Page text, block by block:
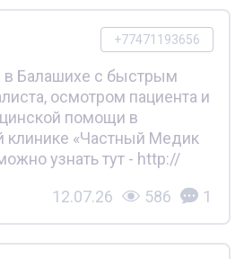
+77471193656
в Балашихе с быстрым
осмотром пациента и
помощи в
клинике «Частный Медик
узнать тут - http://
12.07.26 586 1